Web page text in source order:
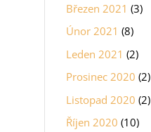
Březen 2021 (3)
Únor 2021 (8)
Leden 2021 (2)
Prosinec 2020 (2)
Listopad 2020 (2)
Říjen 2020 (10)